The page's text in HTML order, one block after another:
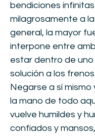
bendiciones
milagrosamente a
general, la mayor
interpone entre
estar dentro de uno
solución a los
Negarse a sí mismo
la mano de todo
vuelve humildes y
confiados y mansos,